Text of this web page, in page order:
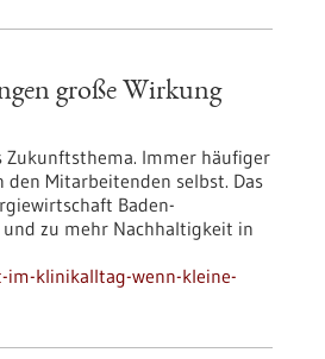
große Wirkung
Zukunftsthema. Immer häufiger
Mitarbeitenden selbst. Das
Baden-
zu mehr Nachhaltigkeit in
klinikalltag-wenn-kleine-